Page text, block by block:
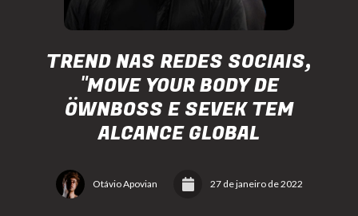
TREND NAS REDES SOCIAIS,
"MOVE YOUR BODY DE
ÖWNBOSS E SEVEK TEM
ALCANCE GLOBAL
Otávio Apovian 27 de janeiro de 2022